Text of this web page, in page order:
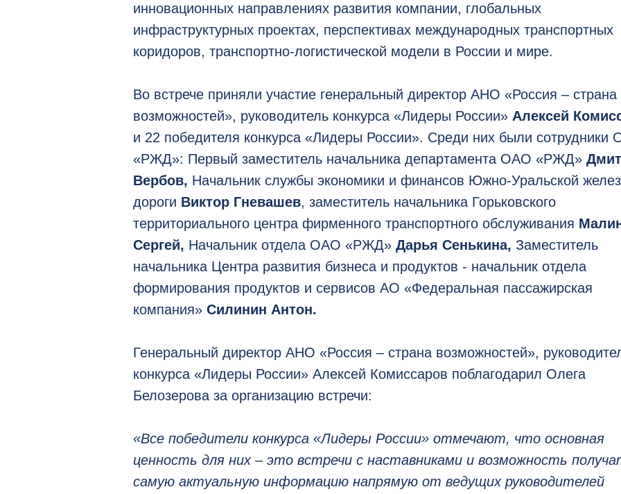
инновационных направлениях развития компании, глобальных
инфраструктурных проектах, перспективах международных транспортных
коридоров, транспортно-логистической модели в России и мире.
Во встрече приняли участие генеральный директор АНО «Россия – страна
возможностей», руководитель конкурса «Лидеры России» Алексей
и 22 победителя конкурса «Лидеры России». Среди них были сотрудники
«РЖД»: Первый заместитель начальника департамента ОАО «РЖД»
Вербов, Начальник службы экономики и финансов Южно-Уральской
дороги Виктор Гневашев, заместитель начальника Горьковского
территориального центра фирменного транспортного обслуживания
Сергей, Начальник отдела ОАО «РЖД» Дарья Сенькина, Заместитель
начальника Центра развития бизнеса и продуктов - начальник отдела
формирования продуктов и сервисов АО «Федеральная пассажирская
компания» Силинин Антон.
Генеральный директор АНО «Россия – страна возможностей»,
конкурса «Лидеры России» Алексей Комиссаров поблагодарил Олега
Белозерова за организацию встречи:
«Все победители конкурса «Лидеры России» отмечают, что основная
ценность для них – это встречи с наставниками и возможность
самую актуальную информацию напрямую от ведущих руководителей